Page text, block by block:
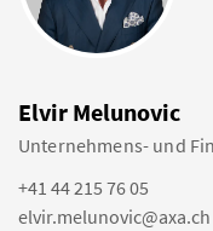
Elvir Melunovic
Unternehmens- und
+41 44 215 76 05
elvir.melunovic@axa.ch